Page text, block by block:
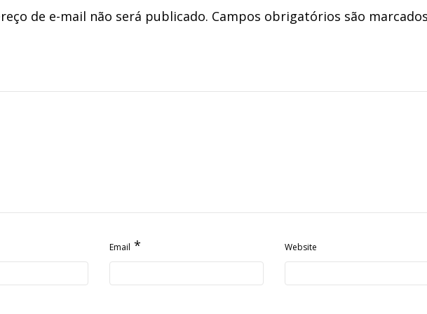
de e-mail não será publicado. Campos obrigatórios são
Email * Website